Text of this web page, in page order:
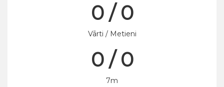
0 / 0
Vārti / Metieni
0 / 0
7m